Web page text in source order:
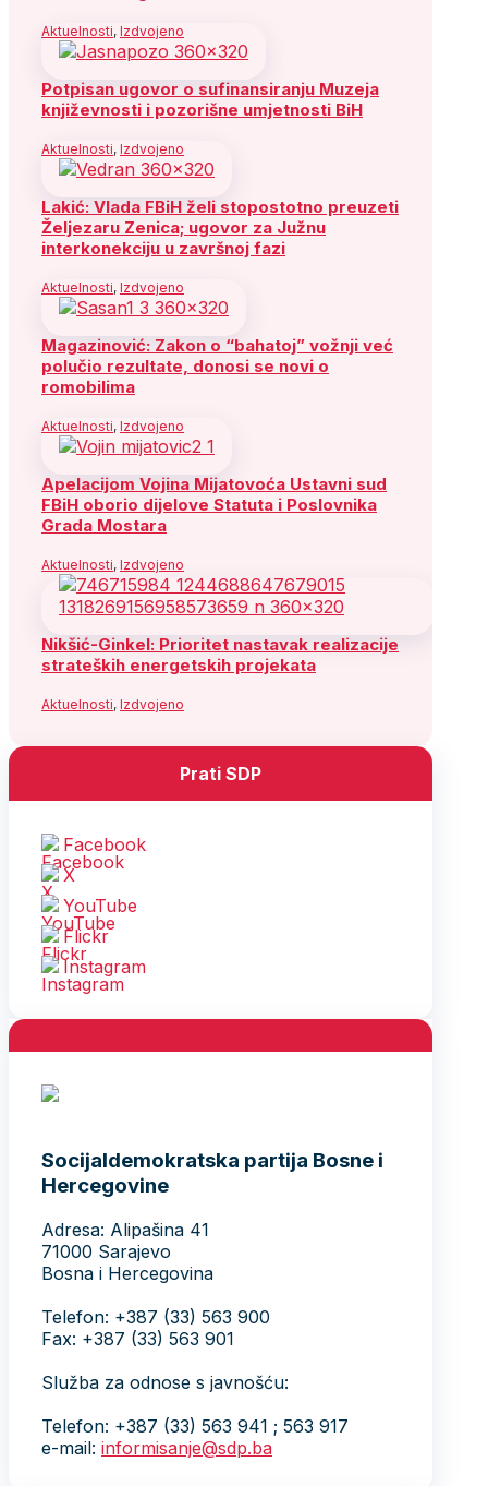
Aktuelnosti, Izdvojeno
Potpisan ugovor o sufinansiranju Muzeja
književnosti i pozorišne umjetnosti BiH
Aktuelnosti, Izdvojeno
Lakić: Vlada FBiH želi stopostotno preuzeti
Željezaru Zenica; ugovor za Južnu
interkonekciju u završnoj fazi
Aktuelnosti, Izdvojeno
Magazinović: Zakon o “bahatoj” vožnji već
polučio rezultate, donosi se novi o
romobilima
Aktuelnosti, Izdvojeno
Apelacijom Vojina Mijatovoća Ustavni sud
FBiH oborio dijelove Statuta i Poslovnika
Grada Mostara
Aktuelnosti, Izdvojeno
Nikšić-Ginkel: Prioritet nastavak realizacije
strateških energetskih projekata
Aktuelnosti, Izdvojeno
Prati SDP
Facebook
X
YouTube
Flickr
Instagram
Socijaldemokratska partija Bosne i
Hercegovine
Adresa: Alipašina 41
71000 Sarajevo
Bosna i Hercegovina
Telefon: +387 (33) 563 900
Fax: +387 (33) 563 901
Služba za odnose s javnošću:
Telefon: +387 (33) 563 941 ; 563 917
e-mail: informisanje@sdp.ba